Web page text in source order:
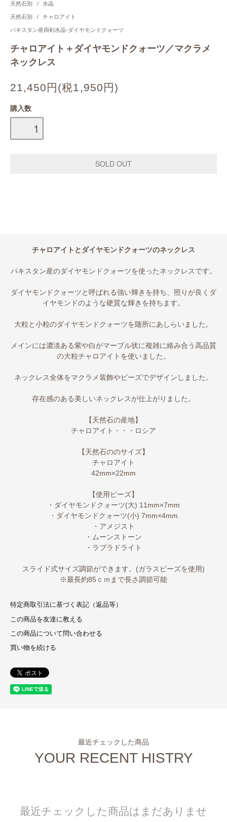
天然石別 / 水晶
天然石別 / チャロアイト
パキスタン産両剣水晶-ダイヤモンドクォーツ
チャロアイト＋ダイヤモンドクォーツ／マクラメ
ネックレス
21,450円(税1,950円)
購入数
チャロアイトとダイヤモンドクォーツのネックレス
パキスタン産のダイヤモンドクォーツを使ったネックレスです。
ダイヤモンドクォーツと呼ばれる強い輝きを持ち、照りが良くダ
イヤモンドのような硬質な輝きを持ちます。
大粒と小粒のダイヤモンドクォーツを随所にあしらいました。
メインには濃淡ある紫や白がマーブル状に複雑に絡み合う高品質
の大粒チャロアイトを使いました。
ネックレス全体をマクラメ装飾やビーズでデザインしました。
存在感のある美しいネックレスが仕上がりました。
【天然石の産地】
チャロアイト・・・ロシア
【天然石ののサイズ】
チャロアイト
42mm×22mm
【使用ビーズ】
・ダイヤモンドクォーツ(大) 11mm×7mm
・ダイヤモンドクォーツ(小) 7mm×4mm
・アメジスト
・ムーンストーン
・ラブラドライト
スライド式サイズ調節ができます。(ガラスビーズを使用)
※最長約85ｃｍまで長さ調節可能
特定商取引法に基づく表記（返品等）
この商品を友達に教える
この商品について問い合わせる
買い物を続ける
最近チェックした商品
YOUR RECENT HISTRY
最近チェックした商品はまだありませ